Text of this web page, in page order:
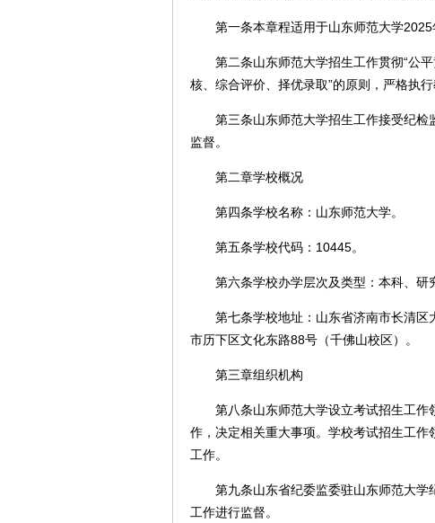
第一条本章程适用于山东师范大学2025
第二条山东师范大学招生工作贯彻“公平
核、综合评价、择优录取”的原则，严格执
第三条山东师范大学招生工作接受纪检
监督。
第二章学校概况
第四条学校名称：山东师范大学。
第五条学校代码：10445。
第六条学校办学层次及类型：本科、研
第七条学校地址：山东省济南市长清区
市历下区文化东路88号（千佛山校区）。
第三章组织机构
第八条山东师范大学设立考试招生工作
作，决定相关重大事项。学校考试招生工
工作。
第九条山东省纪委监委驻山东师范大学
工作进行监督。